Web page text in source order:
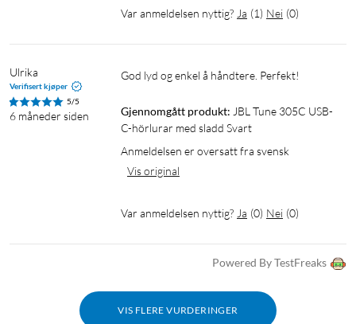
Var anmeldelsen nyttig? Ja (1) Nei (0)
Ulrika
Verifisert kjøper
5/5
6 måneder siden
God lyd og enkel å håndtere. Perfekt!
Gjennomgått produkt: JBL Tune 305C USB-
C-hörlurar med sladd Svart
Anmeldelsen er oversatt fra svensk
Vis original
Var anmeldelsen nyttig? Ja (0) Nei (0)
Powered By TestFreaks
VIS FLERE VURDERINGER